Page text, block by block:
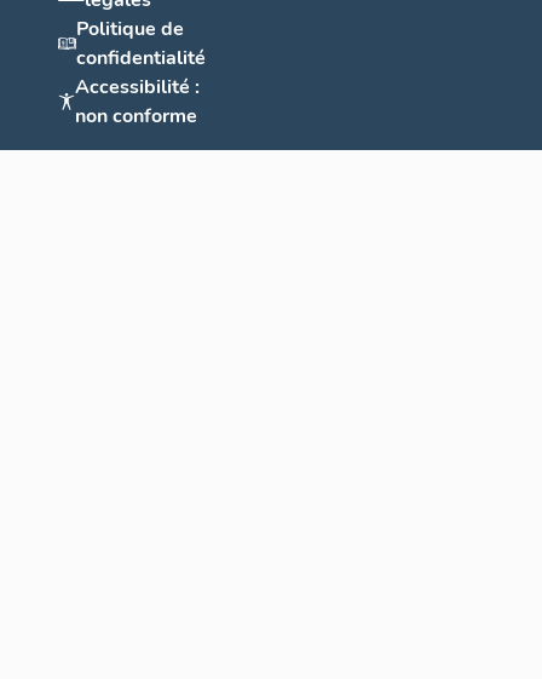
Politique de
confidentialité
Accessibilité :
non conforme